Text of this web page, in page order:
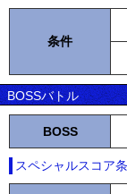
条件
BOSSバトル
BOSS
スペシャルスコア